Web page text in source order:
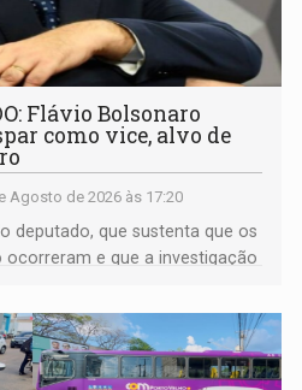
Flávio Bolsonaro
como vice, alvo de
Agosto de 2026 às 17:20
deputado, que sustenta que os
e que a investigação